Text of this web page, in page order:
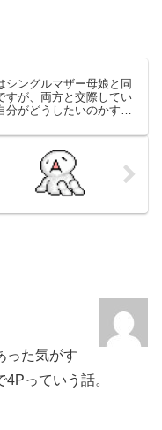
シングルマザー母娘と同
すが、両方と交際してい
分がどうしたいのかすら
った気がす
っていう話。